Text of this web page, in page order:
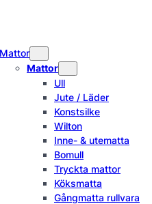
Mattor
Mattor
Ull
Jute / Läder
Konstsilke
Wilton
Inne- & utematta
Bomull
Tryckta mattor
Köksmatta
Gångmatta rullvara